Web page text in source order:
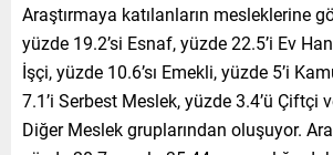
Araştırmaya katılanların mesleklerine
yüzde 19.2’si Esnaf, yüzde 22.5’i Ev
İşçi, yüzde 10.6’sı Emekli, yüzde 5’i
7.1’i Serbest Meslek, yüzde 3.4’ü Çiftçi
Diğer Meslek gruplarından oluşuyor.